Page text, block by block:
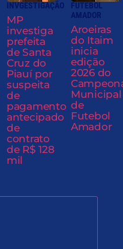
INVGESTIGAÇÃO
MP
investiga
prefeita
de Santa
Cruz do
Piauí por
suspeita
de
pagamento
antecipado
de
contrato
de R$ 128
mil
FUTEBOL
AMADOR
Aroeiras
do Itaim
inicia
edição
2026 do
Municipal
de
Futebol
Amador